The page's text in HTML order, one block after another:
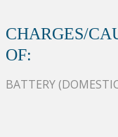
CHARGES/
OF:
BATTERY